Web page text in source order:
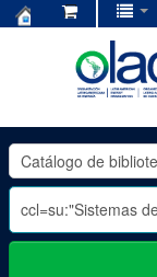
OLADE
-